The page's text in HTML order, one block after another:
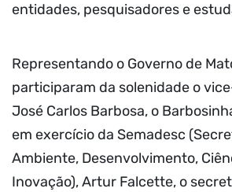
entidades, pesquisadores e
Representando o Governo de
participaram da solenidade o
José Carlos Barbosa, o
em exercício da Semadesc
Ambiente, Desenvolvimento,
Inovação), Artur Falcette, o